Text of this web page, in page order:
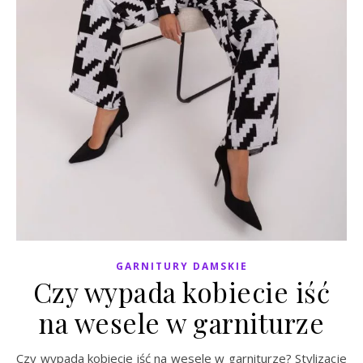
GARNITURY DAMSKIE
Czy wypada kobiecie iść
na wesele w garniturze
Czy wypada kobiecie iść na wesele w garniturze? Stylizacje